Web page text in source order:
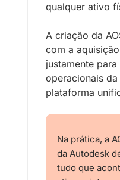
qualquer ativo
A criação da
com a
justamente
operacionais
plataforma
Na prática, a
da Autodesk
tudo que